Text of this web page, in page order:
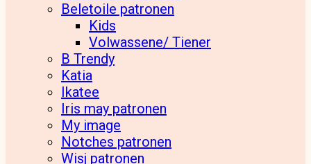
Beletoile patronen
Kids
Volwassene/ Tiener
B Trendy
Katia
Ikatee
Iris may patronen
My image
Notches patronen
Wisj patronen